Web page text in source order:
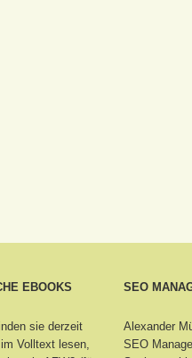
EBOOKS
sie derzeit
Volltext lesen,
SEO
Alexander
SEO